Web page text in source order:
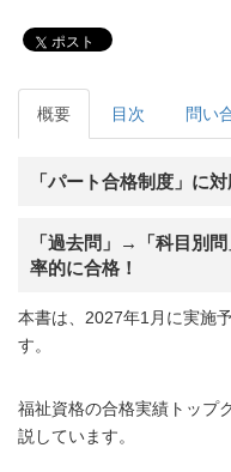
ポスト
概要 目次 問い
「パート合格制度」に対
「過去問」→「科目別
率的に合格！
本書は、2027年1月に実施
す。
福祉資格の合格実績トップ
説しています。